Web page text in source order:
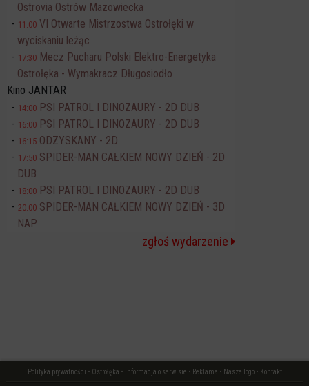
Ostrovia Ostrów Mazowiecka
11:00 VI Otwarte Mistrzostwa Ostrołęki w
wyciskaniu leżąc
17:30 Mecz Pucharu Polski Elektro-Energetyka
Ostrołęka - Wymakracz Długosiodło
Kino JANTAR
14:00 PSI PATROL I DINOZAURY - 2D DUB
16:00 PSI PATROL I DINOZAURY - 2D DUB
16:15 ODZYSKANY - 2D
17:50 SPIDER-MAN CAŁKIEM NOWY DZIEŃ - 2D
DUB
18:00 PSI PATROL I DINOZAURY - 2D DUB
20:00 SPIDER-MAN CAŁKIEM NOWY DZIEŃ - 3D
NAP
zgłoś wydarzenie
Polityka prywatności • Ostrołęka • Informacja o serwisie • Reklama • Nasze logo• Kontakt